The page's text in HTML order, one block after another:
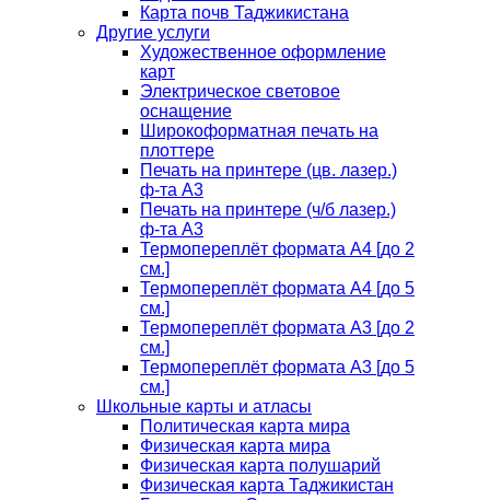
Карта почв Таджикистана
Другие услуги
Художественное оформление
карт
Электрическое световое
оснащение
Широкоформатная печать на
плоттере
Печать на принтере (цв. лазер.)
ф-та А3
Печать на принтере (ч/б лазер.)
ф-та А3
Термопереплёт формата А4 [до 2
см.]
Термопереплёт формата А4 [до 5
см.]
Термопереплёт формата А3 [до 2
см.]
Термопереплёт формата А3 [до 5
см.]
Школьные карты и атласы
Политическая карта мира
Физическая карта мира
Физическая карта полушарий
Физическая карта Таджикистан